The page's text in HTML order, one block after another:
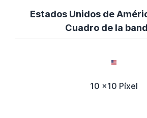
Estados Unidos de
Cuadro de la
10 x10 Píxel